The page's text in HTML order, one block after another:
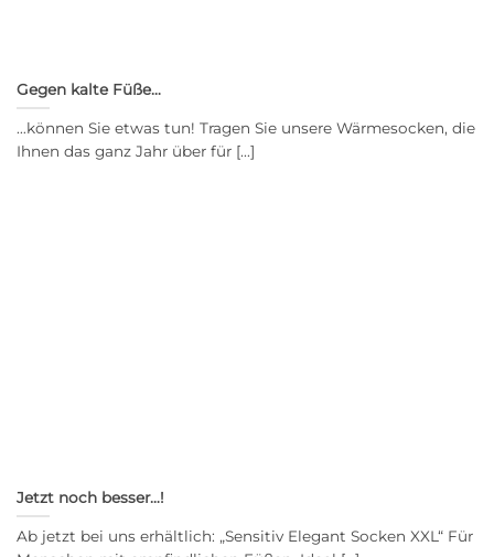
Gegen kalte Füße…
…können Sie etwas tun! Tragen Sie unsere Wärmesocken, die
Ihnen das ganz Jahr über für [...]
Jetzt noch besser…!
Ab jetzt bei uns erhältlich: „Sensitiv Elegant Socken XXL“ Für